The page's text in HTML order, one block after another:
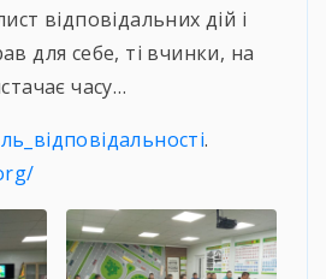
відповідальних дій і
для себе, ті вчинки, на
часу…
.